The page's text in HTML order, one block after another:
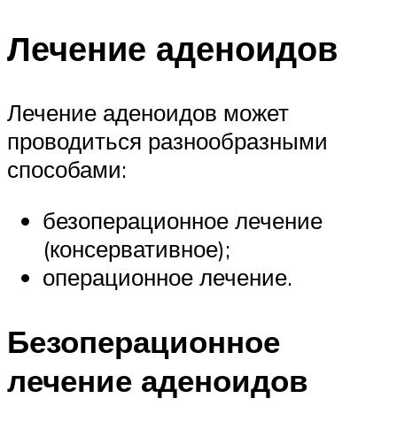
Лечение аденоидов
Лечение аденоидов может
проводиться разнообразными
способами:
безоперационное лечение
(консервативное);
операционное лечение.
Безоперационное
лечение аденоидов